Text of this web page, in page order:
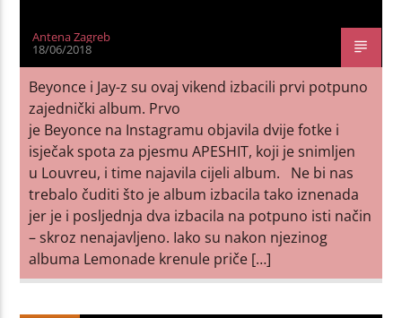
Antena Zagreb
18/06/2018
Beyonce i Jay-z su ovaj vikend izbacili prvi potpuno
zajednički album. Prvo
je Beyonce na Instagramu objavila dvije fotke i
isječak spota za pjesmu APESHIT, koji je snimljen
u Louvreu, i time najavila cijeli album. Ne bi nas
trebalo čuditi što je album izbacila tako iznenada
jer je i posljednja dva izbacila na potpuno isti način
– skroz nenajavljeno. Iako su nakon njezinog
albuma Lemonade krenule priče […]